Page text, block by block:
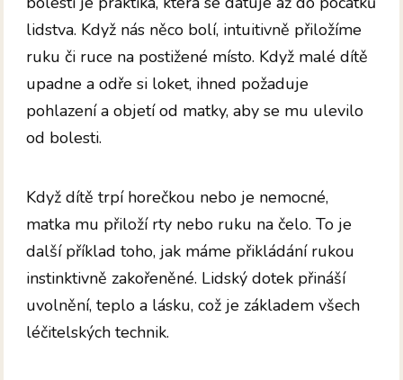
lidstva. Když nás něco bolí, intuitivně přiložíme
ruku či ruce na postižené místo. Když malé dítě
upadne a odře si loket, ihned požaduje
pohlazení a objetí od matky, aby se mu ulevilo
od bolesti.
Když dítě trpí horečkou nebo je nemocné,
matka mu přiloží rty nebo ruku na čelo. To je
další příklad toho, jak máme přikládání rukou
instinktivně zakořeněné. Lidský dotek přináší
uvolnění, teplo a lásku, což je základem všech
léčitelských technik.